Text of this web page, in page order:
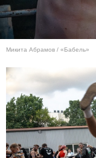
Микита Абрамов / «Бабель»